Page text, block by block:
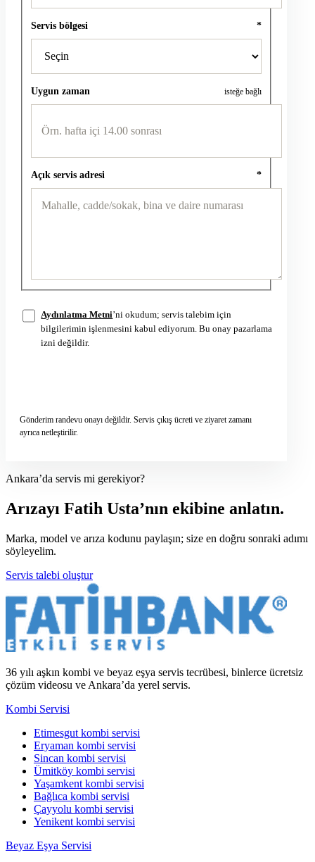
Servis bölgesi *
Uygun zaman isteğe bağlı
Açık servis adresi *
Aydınlatma Metni’ni okudum; servis talebim için
bilgilerimin işlenmesini kabul ediyorum. Bu onay pazarlama
izni değildir.
Gönderim randevu onayı değildir. Servis çıkış ücreti ve ziyaret zamanı
ayrıca netleştirilir.
Ankara’da servis mi gerekiyor?
Arızayı Fatih Usta’nın ekibine anlatın.
Marka, model ve arıza kodunu paylaşın; size en doğru sonraki adımı
söyleyelim.
Servis talebi oluştur
36 yılı aşkın kombi ve beyaz eşya servis tecrübesi, binlerce ücretsiz
çözüm videosu ve Ankara’da yerel servis.
Kombi Servisi
Etimesgut kombi servisi
Eryaman kombi servisi
Sincan kombi servisi
Ümitköy kombi servisi
Yaşamkent kombi servisi
Bağlıca kombi servisi
Çayyolu kombi servisi
Yenikent kombi servisi
Beyaz Eşya Servisi